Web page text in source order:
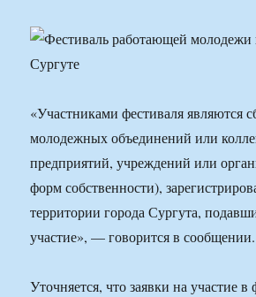
«Участниками фестиваля являются
молодежных объединений или
предприятий, учреждений или
форм собственности),
территории города Сургута,
участие», — говорится в сообщении.
Уточняется, что заявки на участие в